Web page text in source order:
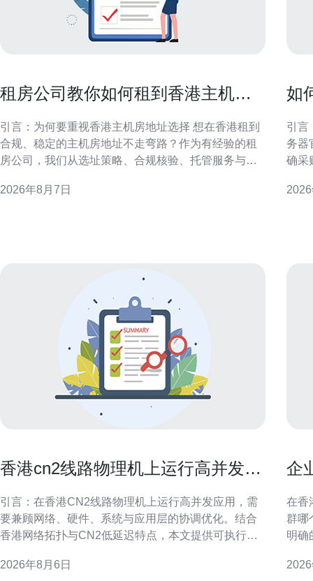
租房公司教你如何租到香港主机房
引言：为何要重视香港主机房地址选择 想在香港租到
合规、稳定的主机房地址不走弯路？作为有经验的租
房公司，我们从选址策略、合规核验、托管服务与实
影响网络连通和法律合规，也直接关系到业务连续性
2026年8月7日
如
引言：明
务器
确采
重官
香港cn2线路物理机上运行高并发应
引言：在香港CN2线路物理机上运行高并发应用，需
要兼顾网络、硬件、系统与应用层的协调优化。结合
香港网络拓扑与CN2低延迟特点，本文提供可执行的
低延迟并增强稳定性，适合面向本地与区域性GEO搜
2026年8月6日
企
在香
群哪
明确
衡，确